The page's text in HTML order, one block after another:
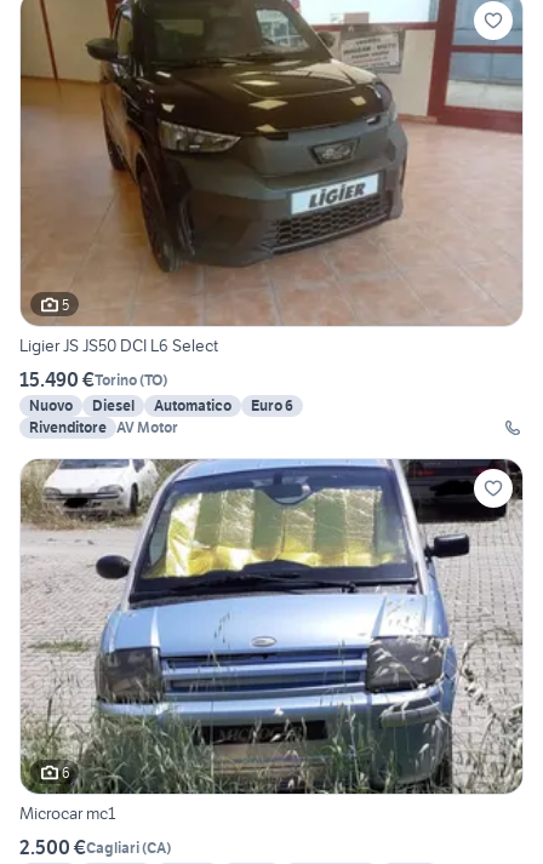
5
Ligier JS JS50 DCI L6 Select
15.490 €Torino(TO)
Nuovo
Diesel Automatico
Euro 6
Rivenditore AV Motor
6
Microcar mc1
2.500 €Cagliari(CA)